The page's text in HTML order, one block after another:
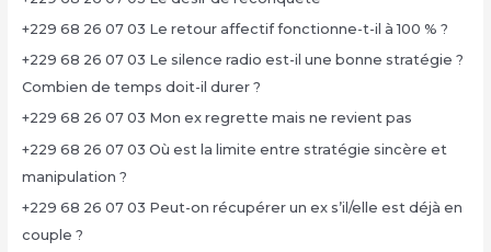
+229 68 26 07 03 Le retour affectif fonctionne-t-il à 100 % ?
+229 68 26 07 03 Le silence radio est-il une bonne stratégie ?
Combien de temps doit-il durer ?
+229 68 26 07 03 Mon ex regrette mais ne revient pas
+229 68 26 07 03 Où est la limite entre stratégie sincère et
manipulation ?
+229 68 26 07 03 Peut-on récupérer un ex s’il/elle est déjà en
couple ?